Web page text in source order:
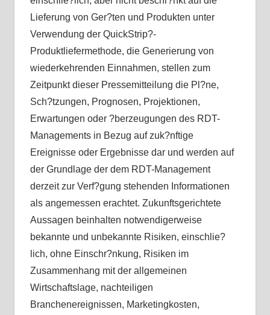
Lieferung von Ger?ten und Produkten unter
Verwendung der QuickStrip?-
Produktliefermethode, die Generierung von
wiederkehrenden Einnahmen, stellen zum
Zeitpunkt dieser Pressemitteilung die Pl?ne,
Sch?tzungen, Prognosen, Projektionen,
Erwartungen oder ?berzeugungen des RDT-
Managements in Bezug auf zuk?nftige
Ereignisse oder Ergebnisse dar und werden auf
der Grundlage der dem RDT-Management
derzeit zur Verf?gung stehenden Informationen
als angemessen erachtet. Zukunftsgerichtete
Aussagen beinhalten notwendigerweise
bekannte und unbekannte Risiken, einschlie?
lich, ohne Einschr?nkung, Risiken im
Zusammenhang mit der allgemeinen
Wirtschaftslage, nachteiligen
Branchenereignissen, Marketingkosten,